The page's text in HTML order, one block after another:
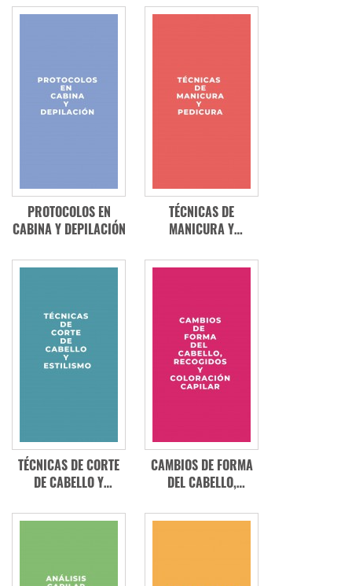
COSMÉTICOS
EN IMAGEN PERSONAL
PROTOCOLOS EN
CABINA Y DEPILACIÓN
TÉCNICAS DE
MANICURA Y
TÉCNICAS DE CORTE
DE CABELLO Y
CAMBIOS DE FORMA
DEL CABELLO,
COLORACIÓN